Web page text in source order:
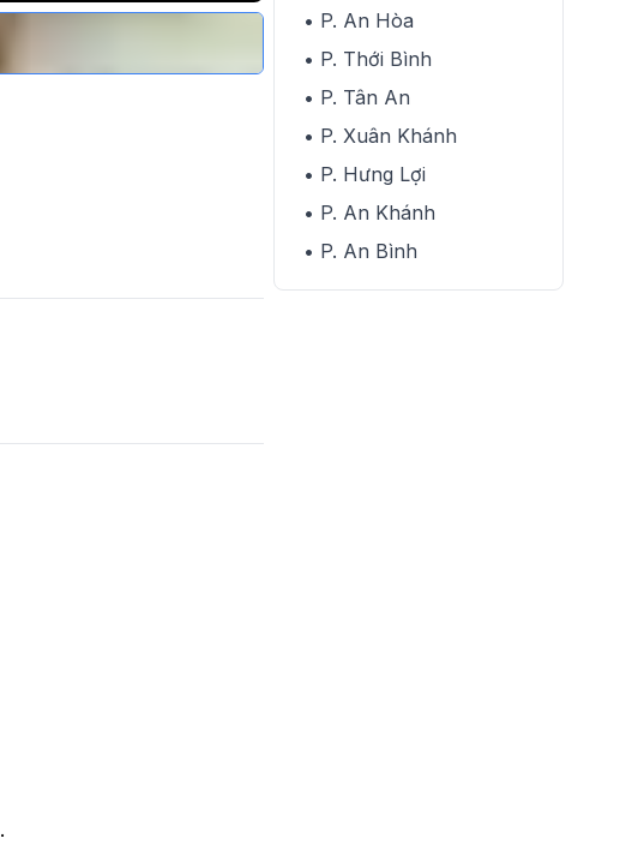
.
• P. An Hòa
• P. Thới Bình
• P. Tân An
• P. Xuân Khánh
• P. Hưng Lợi
• P. An Khánh
• P. An Bình